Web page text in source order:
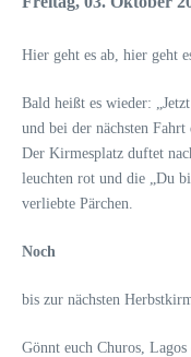
Hier geht es ab, hier geht
Bald heißt es wieder:
und bei der nächsten Fahrt
Der Kirmesplatz duftet
leuchten rot und die „Du
verliebte Pärchen.
Noch
bis zur nächsten
Gönnt euch Churos,